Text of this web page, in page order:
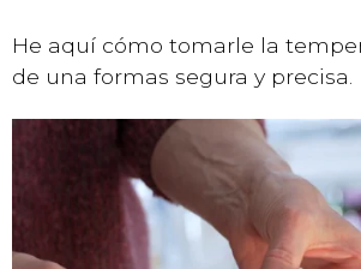
He aquí cómo tomarle la
de una formas segura y precisa.